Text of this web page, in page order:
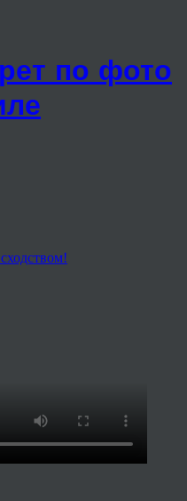
по фото